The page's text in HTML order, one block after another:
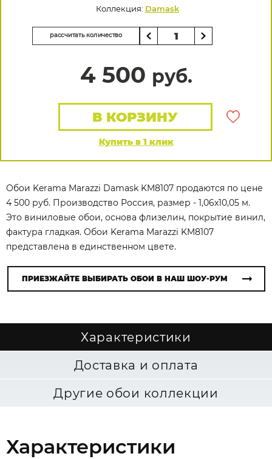
Коллекция: Damask
рассчитать количество
4 500 руб.
Купить в 1 клик
В КОРЗИНУ
Обои Kerama Marazzi Damask KM8107 продаются по цене
4 500 руб. Производство Россия, размер - 1,06x10,05 м.
Это виниловые обои, основа флизелин, покрытие винил,
фактура гладкая. Обои Kerama Marazzi KM8107
представлена в единственном цвете.
ПРИЕЗЖАЙТЕ ВЫБИРАТЬ ОБОИ В НАШ ШОУ-РУМ
Характеристики
Доставка и оплата
Другие обои коллекции
Характеристики